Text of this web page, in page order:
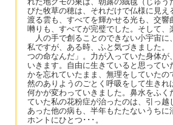
びた牧草の穂は、それだけで仏様に見
渡る雲も、すべてを輝かせる光も、交
囀りも、すべてが完璧でした。そして、
人の手で創ることのできない小宇宙に
私ですが、ある時、ふと気づきました
つの命なんだ」。力が入っていた身体
いきます。自由に生きていると思って
かを忘れていたまま、無理をしていた
然のありようのごとく呼吸をして生き
何かが変わっていきました。鼻水をふ
ていた私の花粉症が治ったのは、引っ
あった他の病も、半年もたたないうち
ホントにひとつ･･･。